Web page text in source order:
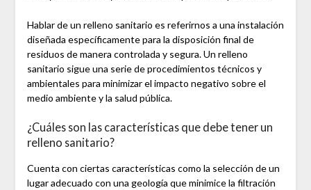
Hablar de un relleno sanitario es referirnos a una instalación
diseñada específicamente para la disposición final de
residuos de manera controlada y segura. Un relleno
sanitario sigue una serie de procedimientos técnicos y
ambientales para minimizar el impacto negativo sobre el
medio ambiente y la salud pública.
¿Cuáles son las características que debe tener un
relleno sanitario?
Cuenta con ciertas características como la selección de un
lugar adecuado con una geología que minimice la filtración